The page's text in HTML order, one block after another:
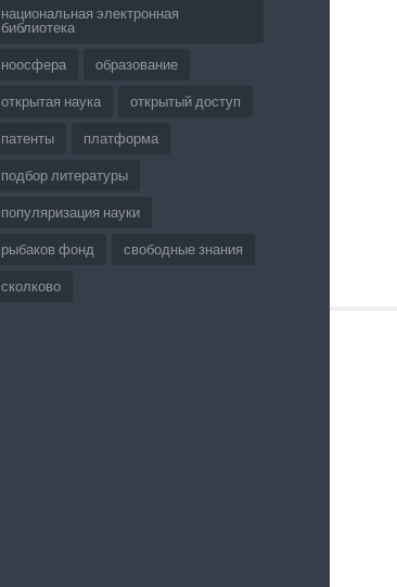
национальная электронная
библиотека
ноосфера образование
открытая наука открытый доступ
патенты платформа
подбор литературы
популяризация науки
рыбаков фонд свободные знания
сколково